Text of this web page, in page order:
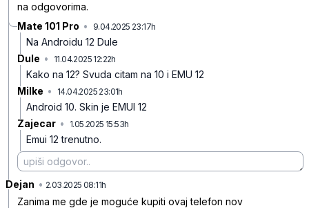
na odgovorima.
Mate 101 Pro • 9.04.2025 23:17h
Na Androidu 12 Dule
Dule • 11.04.2025 12:22h
Kako na 12? Svuda citam na 10 i EMU 12
Milke • 14.04.2025 23:01h
Android 10. Skin je EMUI 12
Zajecar • 1.05.2025 15:53h
Emui 12 trenutno.
Dejan • 2.03.2025 08:11h
Zanima me gde je moguće kupiti ovaj telefon nov